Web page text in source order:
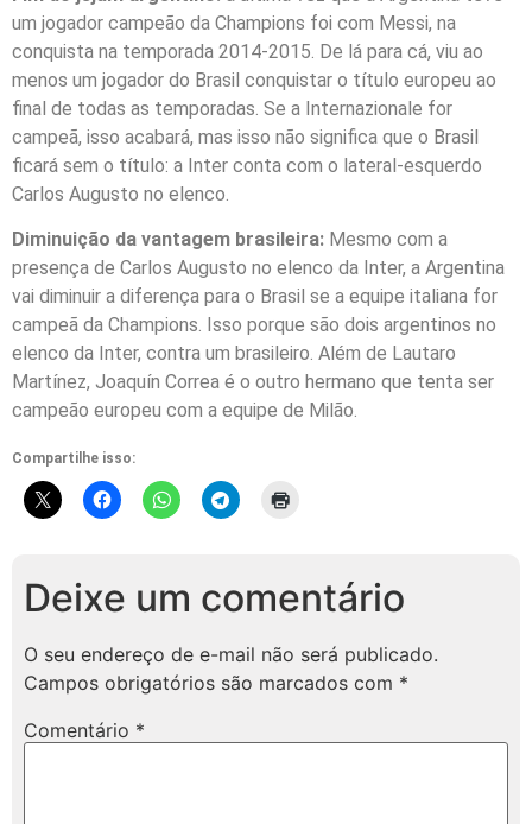
um jogador campeão da Champions foi com Messi, na
conquista na temporada 2014-2015. De lá para cá, viu ao
menos um jogador do Brasil conquistar o título europeu ao
final de todas as temporadas. Se a Internazionale for
campeã, isso acabará, mas isso não significa que o Brasil
ficará sem o título: a Inter conta com o lateral-esquerdo
Carlos Augusto no elenco.
Diminuição da vantagem brasileira: Mesmo com a
presença de Carlos Augusto no elenco da Inter, a Argentina
vai diminuir a diferença para o Brasil se a equipe italiana for
campeã da Champions. Isso porque são dois argentinos no
elenco da Inter, contra um brasileiro. Além de Lautaro
Martínez, Joaquín Correa é o outro hermano que tenta ser
campeão europeu com a equipe de Milão.
Compartilhe isso:
Deixe um comentário
O seu endereço de e-mail não será publicado.
Campos obrigatórios são marcados com *
Comentário *